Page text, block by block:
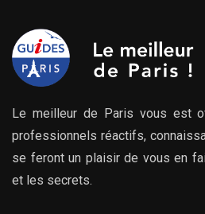
Le meilleur de Paris vous est
professionnels réactifs,
se feront un plaisir de vous en
et les secrets.